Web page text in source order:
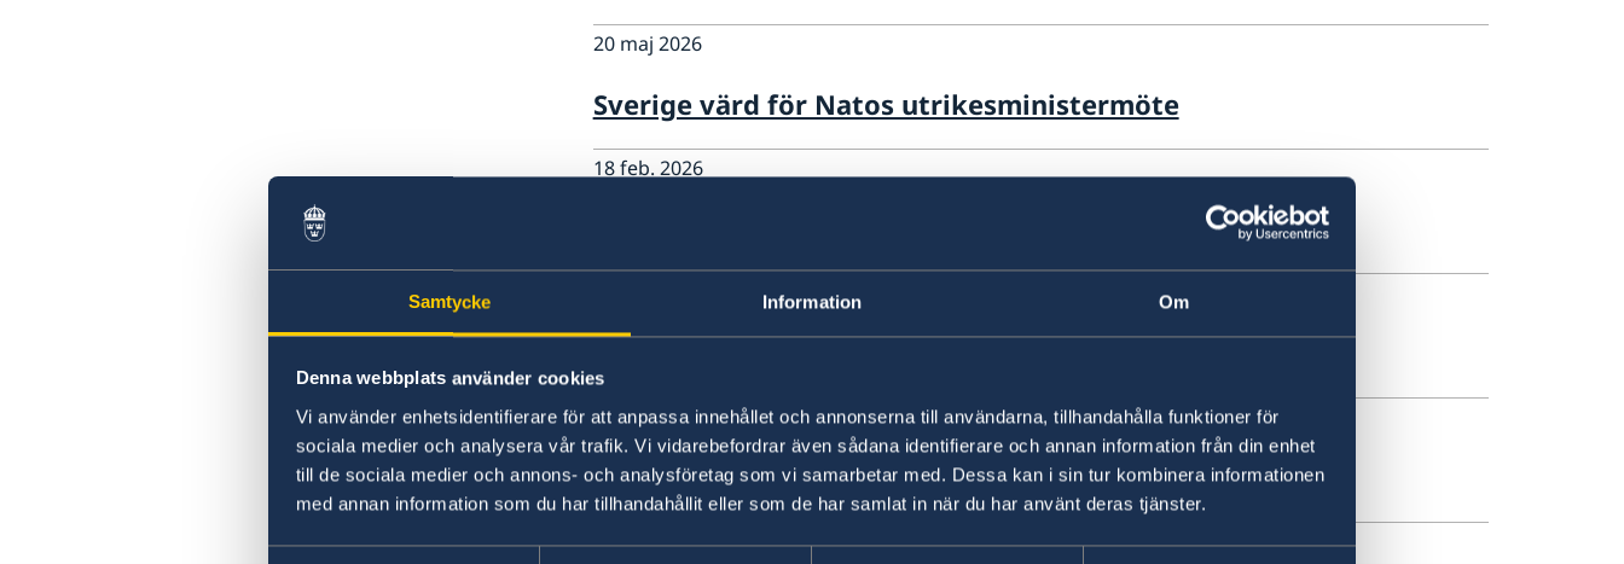
Samtycke Information Om
Denna webbplats använder cookies
Vi använder enhetsidentifierare för att anpassa innehållet och annonserna till användarna, tillhandahålla funktioner för
sociala medier och analysera vår trafik. Vi vidarebefordrar även sådana identifierare och annan information från din enhet
till de sociala medier och annons- och analysföretag som vi samarbetar med. Dessa kan i sin tur kombinera informationen
med annan information som du har tillhandahållit eller som de har samlat in när du har använt deras tjänster.
20 maj 2026
Sverige värd för Natos utrikesministermöte
18 feb. 2026
Regeringens prioriteringar i utrikesdeklarationen 2026
12 maj 2025
Resa som minderårig
1 2 3 4 »